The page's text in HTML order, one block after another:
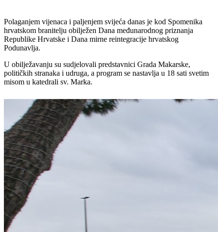
Polaganjem vijenaca i paljenjem svijeća danas je kod Spomenika
hrvatskom branitelju obilježen Dana međunarodnog priznanja
Republike Hrvatske i Dana mirne reintegracije hrvatskog
Podunavlja.
U obilježavanju su sudjelovali predstavnici Grada Makarske,
političkih stranaka i udruga, a program se nastavlja u 18 sati svetim
misom u katedrali sv. Marka.